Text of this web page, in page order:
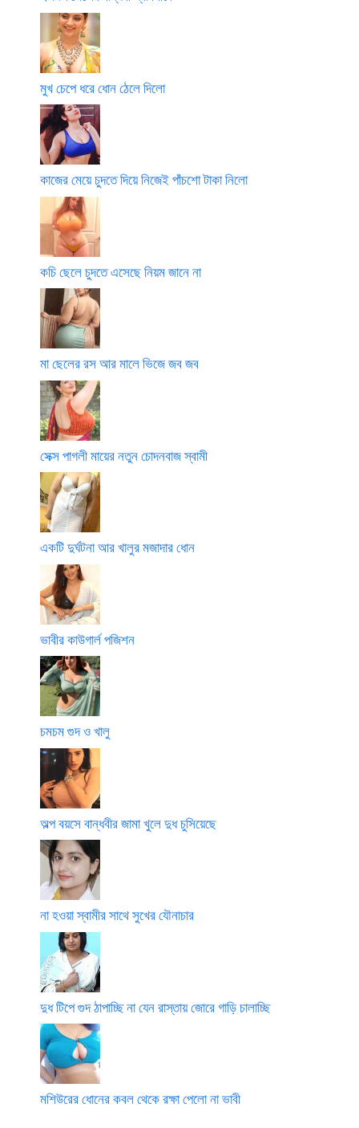
মুখ চেপে ধরে ধোন ঠেলে দিলো
কাজের মেয়ে চুদতে দিয়ে নিজেই পাঁচশো টাকা নিলো
কচি ছেলে চুদতে এসেছে নিয়ম জানে না
মা ছেলের রস আর মালে ভিজে জব জব
সেক্স পাগলী মায়ের নতুন চোদনবাজ স্বামী
একটি দুর্ঘটনা আর খালুর মজাদার ধোন
ভাবীর কাউগার্ল পজিশন
চমচম গুদ ও খালু
অল্প বয়সে বান্ধবীর জামা খুলে দুধ চুসিয়েছে
না হওয়া স্বামীর সাথে সুখের যৌনাচার
দুধ টিপে গুদ ঠাপাচ্ছি না যেন রাস্তায় জোরে গাড়ি চালাচ্ছি
মশিউরের ধোনের কবল থেকে রক্ষা পেলো না ভাবী